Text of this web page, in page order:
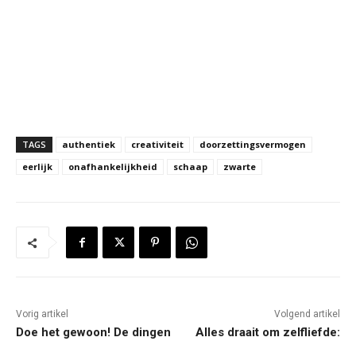
TAGS authentiek creativiteit
doorzettingsvermogen
eerlijk
onafhankelijkheid schaap zwarte
Vorig artikel
Doe het gewoon! De dingen
Volgend artikel
Alles draait om zelfliefde: